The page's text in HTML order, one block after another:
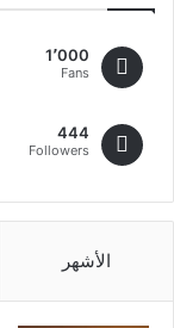
1٬000
Fans
444
Followers
الأشهر